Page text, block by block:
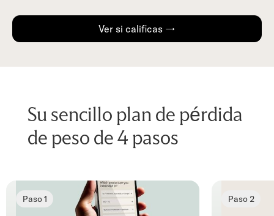
Ver si calificas →
Su sencillo plan de pérdida
de peso de 4 pasos
Paso 1 Paso 2